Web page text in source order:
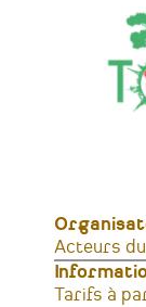
Acteurs
Tarifs
Tarifs à